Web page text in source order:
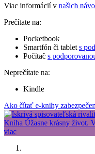
Viac informácií v našich
Prečítate na:
Pocketbook
Smartfón či tablet s
Počítač s
Neprečítate na:
Kindle
Ako čítať e-knihy